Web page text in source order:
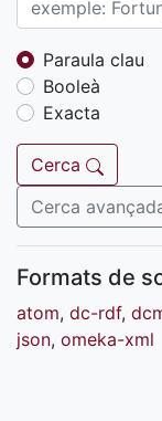
Fons audiovisual
Fons local
Fons sonor
Goigs
Fons fotogràfic
Fons d'art
Paraula clau
Booleà
Exacta
Cerca
Cerca
Formats de
atom, dc-rdf,
json, omeka-xml